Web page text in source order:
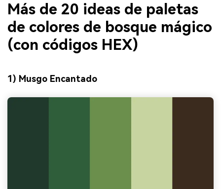
Más de 20 ideas de paletas
de colores de bosque mágico
(con códigos HEX)
1) Musgo Encantado